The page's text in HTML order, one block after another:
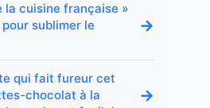
la cuisine française »
pour sublimer le
→
qui fait fureur cet
chocolat à la
→